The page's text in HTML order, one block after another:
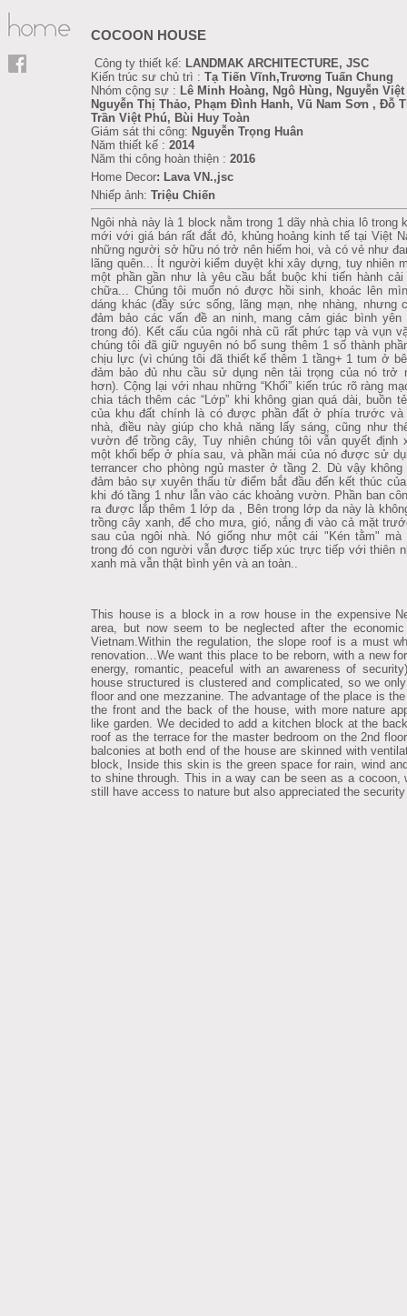
COCOON HOUSE
Công ty thiết kế: LANDMAK ARCHITECTURE, JSC
Kiến trúc sư chủ trì : Tạ Tiến Vĩnh,Trương Tuấn Chung
Nhóm cộng sự : Lê Minh Hoàng, Ngô Hùng, Nguyễn
Nguyễn Thị Thảo, Phạm Đình Hanh, Vũ Nam Sơn , Đỗ
Trần Việt Phú, Bùi Huy Toàn
Giám sát thi công: Nguyễn Trọng Huân
Năm thiết kế : 2014
Năm thi công hoàn thiện : 2016
Home Decor: Lava VN.,jsc
Nhiếp ảnh: Triệu Chiến
Ngôi nhà này là 1 block nằm trong 1 dãy nhà chia lô trong
mới với giá bán rất đắt đỏ, khủng hoảng kinh tế tại Việt
những người sở hữu nó trở nên hiếm hoi, và có vẻ như
lãng quên... Ít người kiểm duyệt khi xây dựng, tuy nhiên
một phần gần như là yêu cầu bắt buộc khi tiến hành
chữa... Chúng tôi muốn nó được hồi sinh, khoác lên
dáng khác (đầy sức sống, lãng mạn, nhẹ nhàng, nhưng
đảm bảo các vấn đề an ninh, mang cảm giác bình yên
trong đó). Kết cấu của ngôi nhà cũ rất phức tạp và vụn
chúng tôi đã giữ nguyên nó bổ sung thêm 1 số thành
chịu lực (vì chúng tôi đã thiết kế thêm 1 tầng+ 1 tum ở
đảm bảo đủ nhu cầu sử dụng nên tải trọng của nó trở
hơn). Cộng lại với nhau những “Khối” kiến trúc rõ ràng
chia tách thêm các “Lớp” khi không gian quá dài, buồn
của khu đất chính là có được phần đất ở phía trước và
nhà, điều này giúp cho khả năng lấy sáng, cũng như
vườn để trồng cây, Tuy nhiên chúng tôi vẫn quyết định
một khối bếp ở phía sau, và phần mái của nó được sử
terrancer cho phòng ngủ master ở tầng 2. Dù vậy không
đảm bảo sự xuyên thấu từ điểm bắt đầu đến kết thúc
khi đó tầng 1 như lẫn vào các khoảng vườn. Phần ban
ra được lắp thêm 1 lớp da , Bên trong lớp da này là
trồng cây xanh, để cho mưa, gió, nắng đi vào cả mặt
sau của ngôi nhà. Nó giống như một cái "Kén tằm" mà
trong đó con người vẫn được tiếp xúc trực tiếp với thiên
xanh mà vẫn thật bình yên và an toàn..
This house is a block in a row house in the expensive
area, but now seem to be neglected after the
Vietnam.Within the regulation, the slope roof is a must
renovation…We want this place to be reborn, with a new
energy, romantic, peaceful with an awareness of
house structured is clustered and complicated, so we
floor and one mezzanine. The advantage of the place is
the front and the back of the house, with more nature
like garden. We decided to add a kitchen block at the
roof as the terrace for the master bedroom on the 2nd
balconies at both end of the house are skinned with
block, Inside this skin is the green space for rain, wind
to shine through. This in a way can be seen as a cocoon,
still have access to nature but also appreciated the